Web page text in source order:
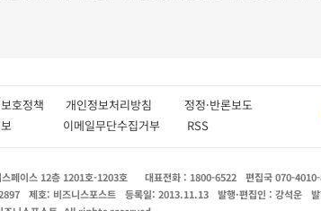
보호정책 개인정보처리방침 정정·반론보도
보 이메일무단수집거부 RSS
페이스 12층 1201호-1203호 대표전화 : 1800-6522 편집국 070-
제호: 비즈니스포스트 등록일: 2013.11.13 발행·편집인 : 강석운